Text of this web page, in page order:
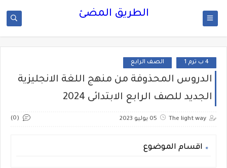
الطريق المضئ
4 ب ترم 1 الصف الرابع
الدروس المحذوفة من منهج اللغة الانجليزية
الجديد للصف الرابع الابتدائى 2024
The light way 05 يوليو 2023 (0)
اقسام الموضوع